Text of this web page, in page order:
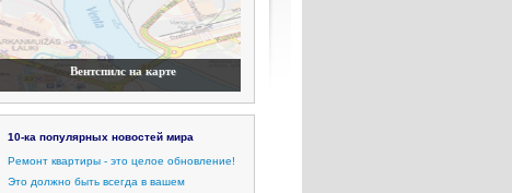
Вентспилс на карте
10-ка популярных новостей мира
Ремонт квартиры - это целое обновление!
Это должно быть всегда в вашем